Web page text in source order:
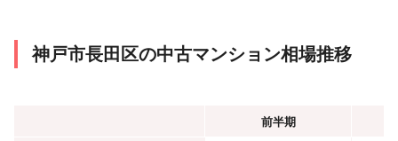
神戸市長田区の中古マンション相場推移
前半期